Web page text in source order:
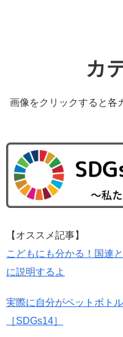
カ
画像をクリックすると各
【オススメ記事】
こどもにも分かる！国連
に説明するよ
実際に自分がペットボト
［SDGs14］